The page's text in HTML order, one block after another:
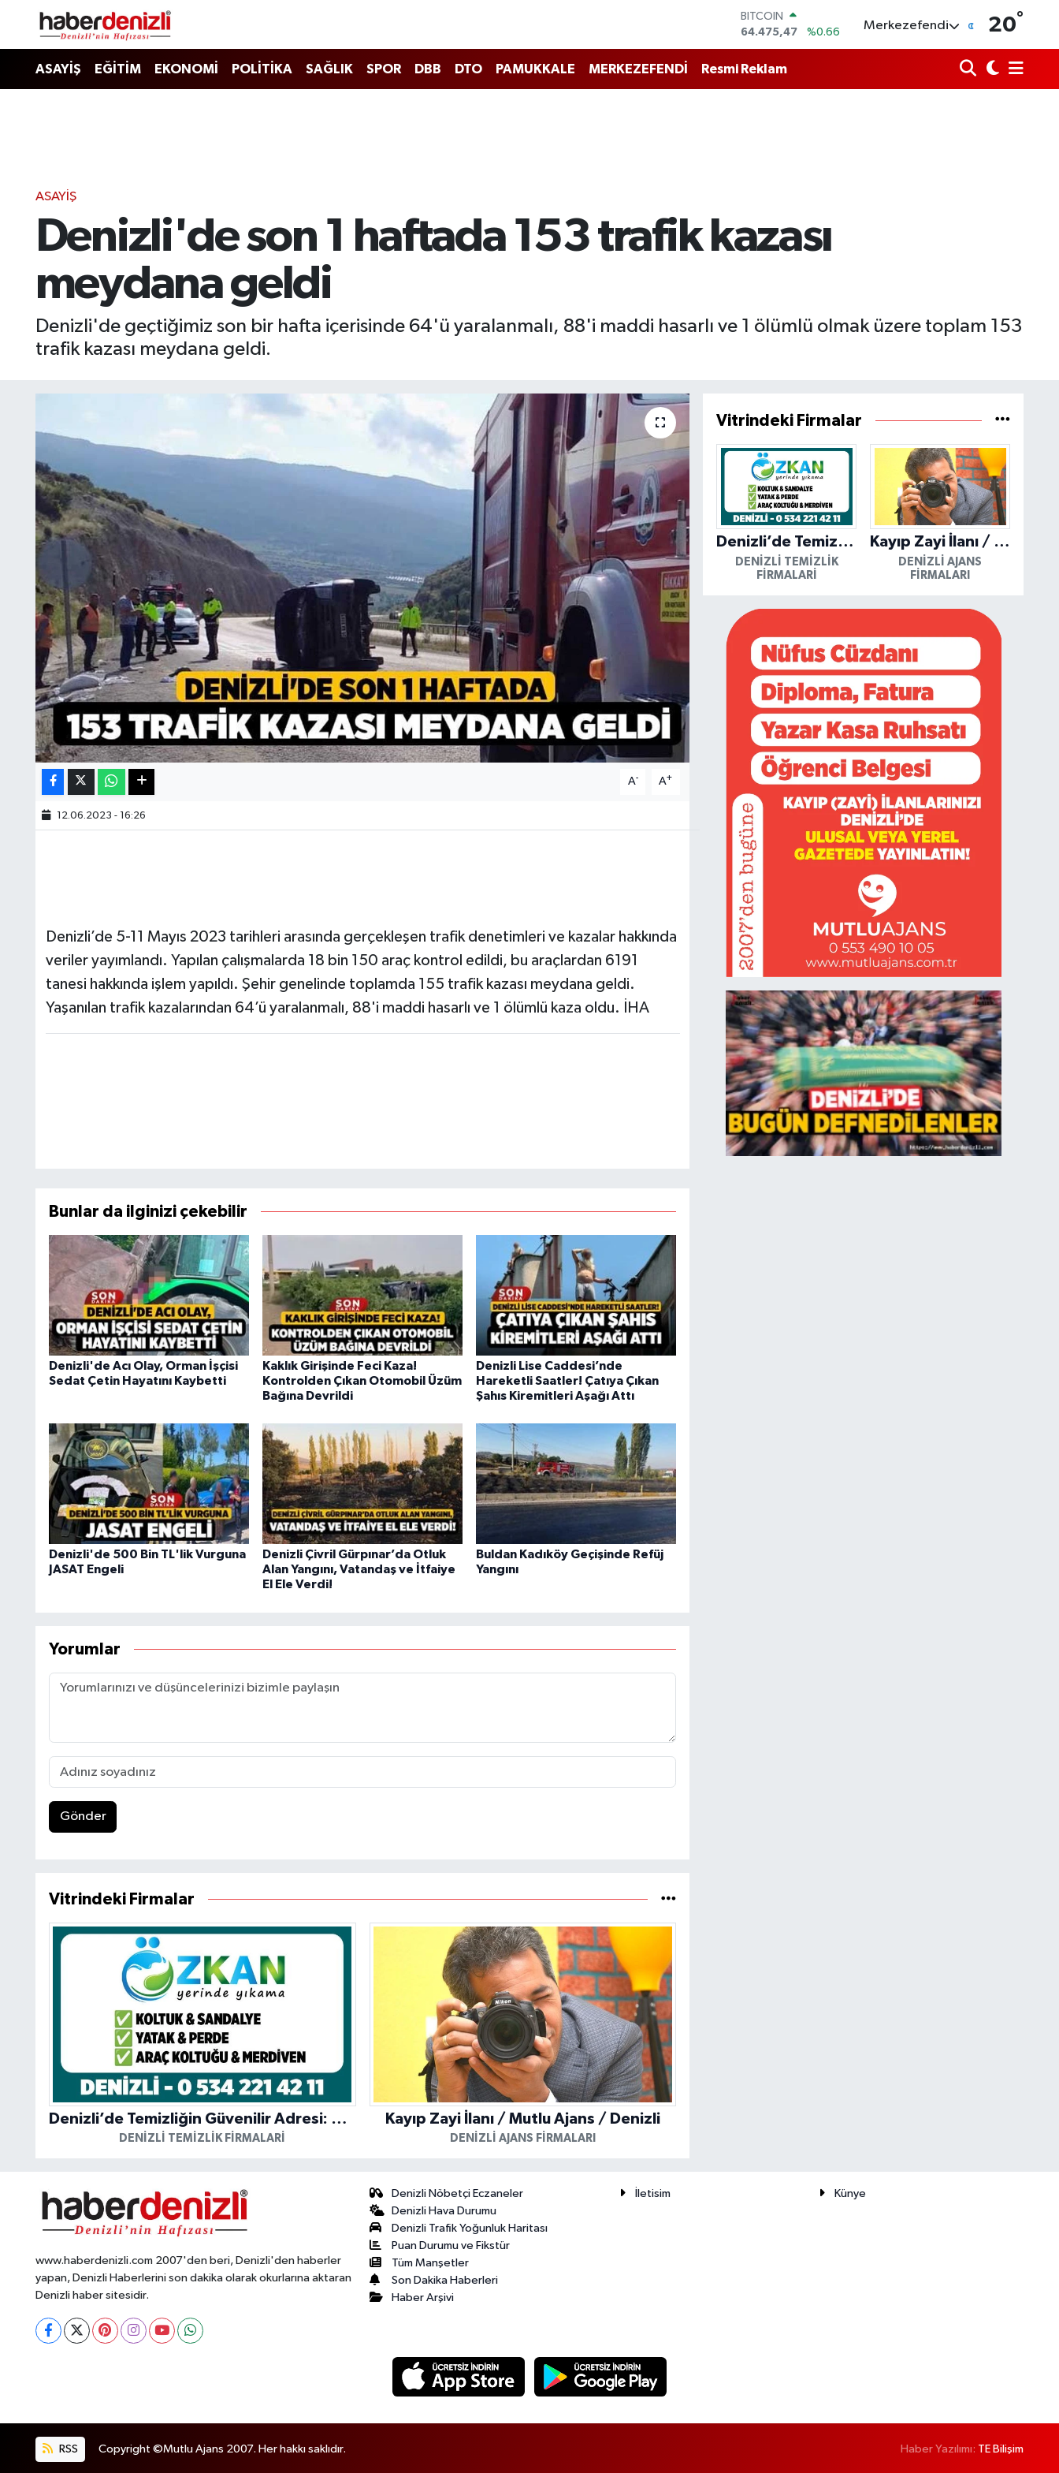
DOLAR
47,5971
%0.05
EURO
55,1336
Merkezefendi 20°
ASAYİŞ EĞİTİM EKONOMİ POLİTİKA SAĞLIK SPOR DBB DTO PAMUKKALE MERKEZEFENDİ Resmi Reklam
ASAYİŞ
Denizli'de son 1 haftada 153 trafik kazası
meydana geldi
Denizli'de geçtiğimiz son bir hafta içerisinde 64'ü yaralanmalı, 88'i maddi hasarlı ve 1 ölümlü olmak üzere toplam 153
trafik kazası meydana geldi.
A- A+
12.06.2023 - 16:26
Denizli’de 5-11 Mayıs 2023 tarihleri arasında gerçekleşen trafik denetimleri ve kazalar hakkında
veriler yayımlandı. Yapılan çalışmalarda 18 bin 150 araç kontrol edildi, bu araçlardan 6191
tanesi hakkında işlem yapıldı. Şehir genelinde toplamda 155 trafik kazası meydana geldi.
Yaşanılan trafik kazalarından 64’ü yaralanmalı, 88'i maddi hasarlı ve 1 ölümlü kaza oldu. İHA
Bunlar da ilginizi çekebilir
Denizli'de Acı Olay, Orman İşçisi
Sedat Çetin Hayatını Kaybetti
Kaklık Girişinde Feci Kaza!
Kontrolden Çıkan Otomobil Üzüm
Bağına Devrildi
Denizli Lise Caddesi’nde
Hareketli Saatler! Çatıya Çıkan
Şahıs Kiremitleri Aşağı Attı
Denizli'de 500 Bin TL'lik Vurguna
JASAT Engeli
Denizli Çivril Gürpınar’da Otluk
Alan Yangını, Vatandaş ve İtfaiye
El Ele Verdi!
Buldan Kadıköy Geçişinde Refüj
Yangını
Yorumlar
Gönder
Vitrindeki Firmalar
Denizli’de Temizliğin Güvenilir Adresi: Özkan Yerinde Yıkama
DENIZLI TEMIZLIK FIRMALARI
Kayıp Zayi İlanı / Mutlu Ajans / Denizli
DENIZLI AJANS FIRMALARI
Vitrindeki Firmalar
Denizli’de Temizliğin Güvenilir Adresi: Özkan Yerinde Yıkama
DENIZLI TEMIZLIK
FIRMALARI
Kayıp Zayi İlanı / Mutlu Ajans / Denizli
DENIZLI AJANS
FIRMALARI
www.haberdenizli.com 2007'den beri, Denizli'den haberler
yapan, Denizli Haberlerini son dakika olarak okurlarına aktaran
Denizli haber sitesidir.
Denizli Nöbetçi Eczaneler
Denizli Hava Durumu
Denizli Trafik Yoğunluk Haritası
Puan Durumu ve Fikstür
Tüm Manşetler
Son Dakika Haberleri
Haber Arşivi
İletisim Künye
RSS Copyright ©Mutlu Ajans 2007. Her hakkı saklıdır. Haber Yazılımı: TE Bilişim
Denizli Nöbetçi Eczaneler
Tüm Manşetler
Haber Arşivi